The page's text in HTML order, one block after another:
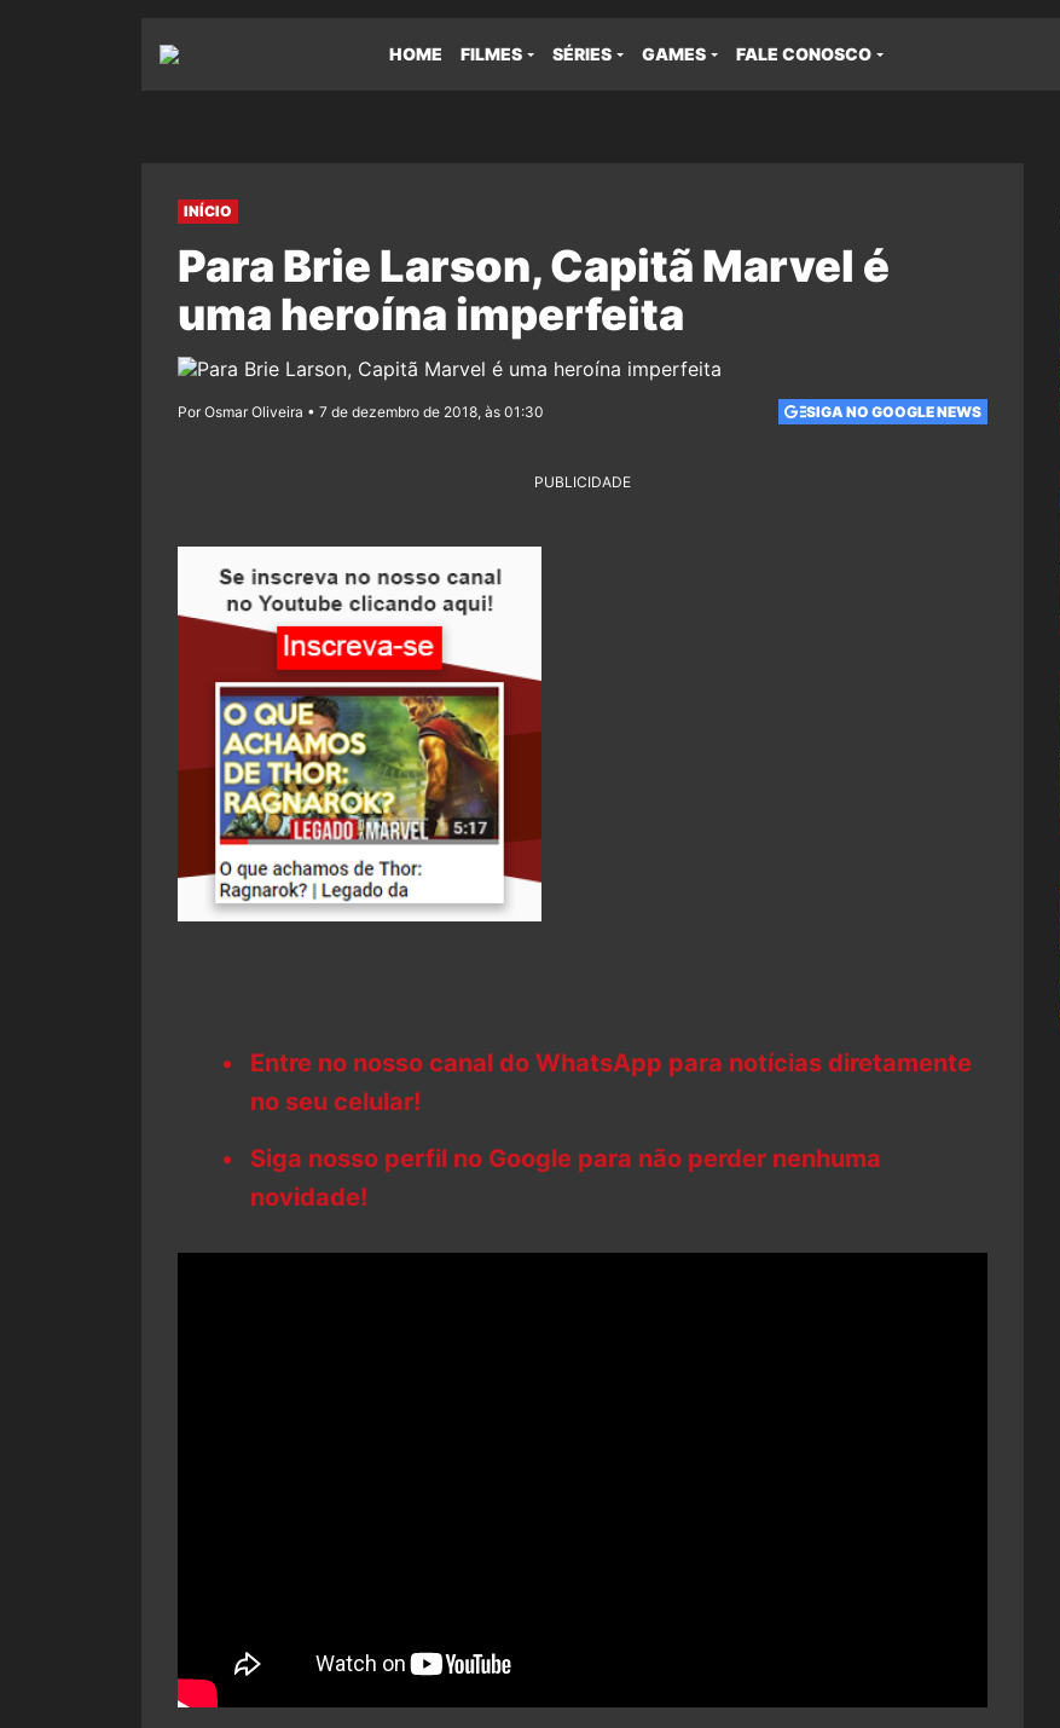
HOME FILMES SÉRIES GAMES FALE CONOSCO
INÍCIO
Para Brie Larson, Capitã Marvel é
uma heroína imperfeita
Por Osmar Oliveira • 7 de dezembro de 2018, às 01:30 SIGA NO GOOGLE NEWS
PUBLICIDADE
Entre no nosso canal do WhatsApp para notícias diretamente
no seu celular!
Siga nosso perfil no Google para não perder nenhuma
novidade!